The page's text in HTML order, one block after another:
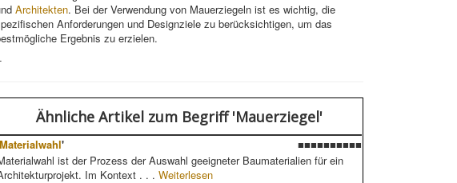
Architekten. Bei der Verwendung von Mauerziegeln ist es wichtig, die
Anforderungen und Designziele zu berücksichtigen, um das
Ergebnis zu erzielen.
Ähnliche Artikel zum Begriff 'Mauerziegel'
Materialwahl'
■■■■■■■■■■
ist der Prozess der Auswahl geeigneter Baumaterialien für ein
Im Kontext . . . Weiterlesen